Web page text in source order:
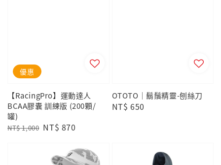
優惠
【RacingPro】運動達人
BCAA膠囊 訓練版 (200顆/
罐)
Regular
NT$ 1,000 Sale
NT$ 870
OTOTO｜鬍鬚精靈-刨絲刀
Regular
NT$ 650